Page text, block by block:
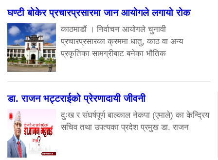
घण्टी बोकेर प्रचारप्रसारमा जान आयोगले लगायो रोक
काठमाडौं । निर्वाचन आयोगले चुनावी
प्रचारप्रसारका क्रममा धातु, काठ वा अन्य
प्रकृतिका सामग्रीबाट बनेका भौतिक
डा. राजन भट्टराईको प्रेरणादायी जीवनी
दुःख र संघर्षपूर्ण बाल्काल नेकपा (एमाले) का केन्द्रिय
सचिव तथा उपत्यका प्रदेश प्रमुख डा. राजन